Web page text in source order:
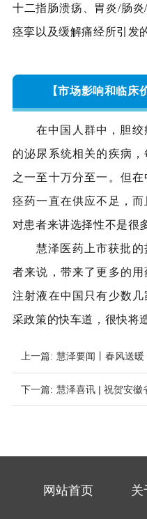
十二指肠溃疡、胃炎/肠
痉挛以及缓解痛经所引发
【市场影响和临床
在中国人群中，胆
的泌尿系统相关的疾病
之一至十万分至一。但
痉药一直在供应不足，而
对患者来讲选择性不是很
慧泽医药上市获批
者来说，带来了更多的
注射液在中国只有少数
采政策的快车道，很快将
上一篇: 慧泽要闻丨春风送
下一篇: 慧泽喜讯 | 祝贺安徽
网站首页 关